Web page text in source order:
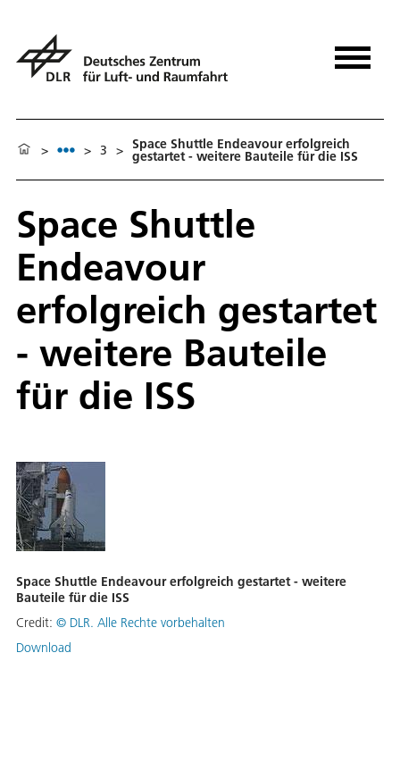
> > 3 > Space Shuttle Endeavour erfolgreich
gestartet - weitere Bauteile für die ISS
Space Shuttle
Endeavour
erfolgreich gestartet
- weitere Bauteile
für die ISS
Space Shuttle Endeavour erfolgreich gestartet - weitere
Bauteile für die ISS
Credit: © DLR. Alle Rechte vorbehalten
Download